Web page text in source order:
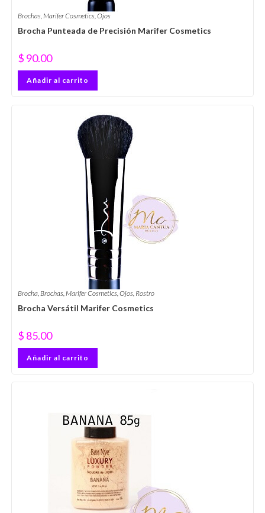
Brochas,Marifer Cosmetics,Ojos
Brocha Punteada de Precisión Marifer Cosmetics
$ 90.00
Añadir al carrito
Brocha, Brochas, Marifer Cosmetics, Ojos, Rostro
Brocha Versátil Marifer Cosmetics
$ 85.00
Añadir al carrito